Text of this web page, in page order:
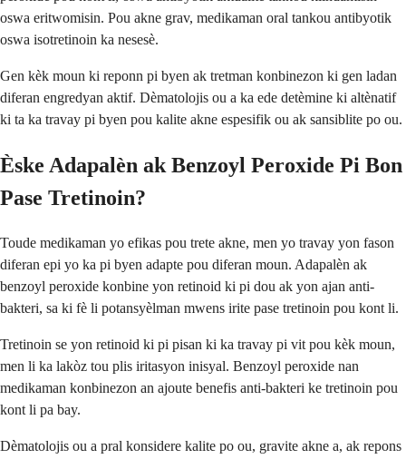
oswa eritwomisin. Pou akne grav, medikaman oral tankou antibyotik
oswa isotretinoin ka nesesè.
Gen kèk moun ki reponn pi byen ak tretman konbinezon ki gen ladan
diferan engredyan aktif. Dèmatolojis ou a ka ede detèmine ki altènatif
ki ta ka travay pi byen pou kalite akne espesifik ou ak sansiblite po ou.
Èske Adapalèn ak Benzoyl Peroxide Pi Bon
Pase Tretinoin?
Toude medikaman yo efikas pou trete akne, men yo travay yon fason
diferan epi yo ka pi byen adapte pou diferan moun. Adapalèn ak
benzoyl peroxide konbine yon retinoid ki pi dou ak yon ajan anti-
bakteri, sa ki fè li potansyèlman mwens irite pase tretinoin pou kont li.
Tretinoin se yon retinoid ki pi pisan ki ka travay pi vit pou kèk moun,
men li ka lakòz tou plis iritasyon inisyal. Benzoyl peroxide nan
medikaman konbinezon an ajoute benefis anti-bakteri ke tretinoin pou
kont li pa bay.
Dèmatolojis ou a pral konsidere kalite po ou, gravite akne a, ak repons